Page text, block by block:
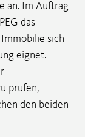
an. Im Auftrag
das
sich
eignet.
prüfen,
den beiden